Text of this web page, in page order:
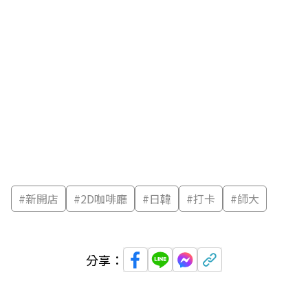
#新開店 #2D咖啡廳 #日韓 #打卡 #師大
分享：